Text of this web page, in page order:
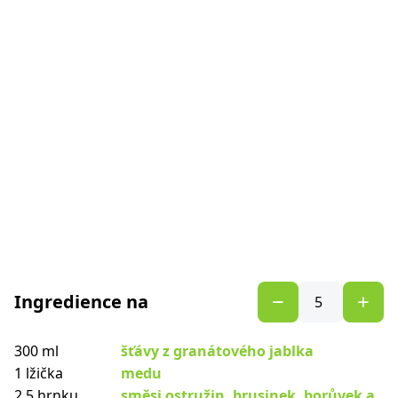
Ingredience na
300 ml
šťávy z granátového jablka
1 lžička
medu